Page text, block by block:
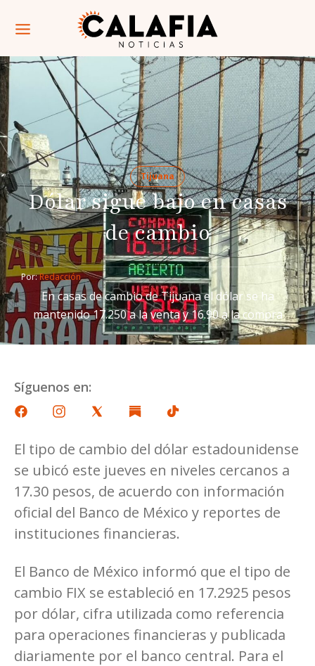
Tijuana
Dólar sigue bajo en casas
de cambio
Por: Redacción
En casas de cambio de Tijuana el dólar se ha
mantenido 17.250 a la venta y 16.90 a la compra
Síguenos en:
El tipo de cambio del dólar estadounidense
se ubicó este jueves en niveles cercanos a
17.30 pesos, de acuerdo con información
oficial del Banco de México y reportes de
instituciones financieras.
El Banco de México informó que el tipo de
cambio FIX se estableció en 17.2925 pesos
por dólar, cifra utilizada como referencia
para operaciones financieras y publicada
diariamente por el banco central. Para el